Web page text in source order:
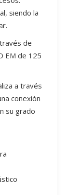
siendo la
de
EM de 125
a través
conexión
su grado